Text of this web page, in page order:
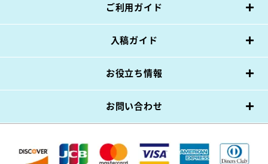
ご利用ガイド
入稿ガイド
お役立ち情報
お問い合わせ